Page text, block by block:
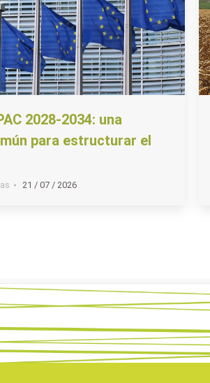
2028-2034: una
para estructurar el
21 / 07 / 2026